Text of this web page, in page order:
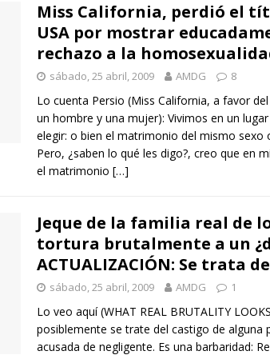
Miss California, perdió el
USA por mostrar
rechazo a la
sábado, 25 abril, 2009 AMDG 8
Lo cuenta Persio (Miss California, a favor
un hombre y una mujer): Vivimos en un
elegir: o bien el matrimonio del mismo sexo
Pero, ¿saben lo qué les digo?, creo que en
el matrimonio […]
Jeque de la familia real de
tortura brutalmente a un
ACTUALIZACIÓN: Se trata
sábado, 25 abril, 2009 AMDG 1
Lo veo aquí (WHAT REAL BRUTALITY
posiblemente se trate del castigo de alguna
acusada de negligente. Es una barbaridad: